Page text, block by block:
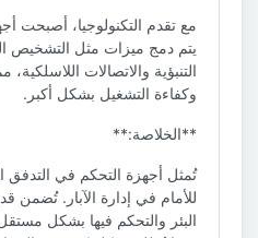
يتم دمج ميزات مثل التشخيص
التنبؤية والاتصالات
وكفاءة التشغيل بشكل أكبر.
**الخلاصة:**
تُمثل أجهزة التحكم في
للأمام في إدارة الآبار.
البئر والتحكم فيها بشكل مستقل